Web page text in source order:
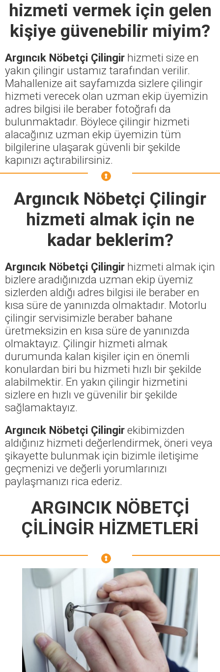
hizmeti vermek için gelen
kişiye güvenebilir miyim?
Argıncık Nöbetçi Çilingir hizmeti size en
yakın çilingir ustamız tarafından verilir.
Mahallenize ait sayfamızda sizlere çilingir
hizmeti verecek olan uzman ekip üyemizin
adres bilgisi ile beraber fotoğrafı da
bulunmaktadır. Böylece çilingir hizmeti
alacağınız uzman ekip üyemizin tüm
bilgilerine ulaşarak güvenli bir şekilde
kapınızı açtırabilirsiniz.
Argıncık Nöbetçi Çilingir
hizmeti almak için ne
kadar beklerim?
Argıncık Nöbetçi Çilingir hizmeti almak için
bizlere aradığınızda uzman ekip üyemiz
sizlerden aldığı adres bilgisi ile beraber en
kısa süre de yanınızda olmaktadır. Motorlu
çilingir servisimizle beraber bahane
üretmeksizin en kısa süre de yanınızda
olmaktayız. Çilingir hizmeti almak
durumunda kalan kişiler için en önemli
konulardan biri bu hizmeti hızlı bir şekilde
alabilmektir. En yakın çilingir hizmetini
sizlere en hızlı ve güvenilir bir şekilde
sağlamaktayız.
Argıncık Nöbetçi Çilingirekibimizden
aldığınız hizmeti değerlendirmek, öneri veya
şikayette bulunmak için bizimle iletişime
geçmenizi ve değerli yorumlarınızı
paylaşmanızı rica ederiz.
ARGINCIK NÖBETÇİ
ÇİLİNGİR HİZMETLERİ